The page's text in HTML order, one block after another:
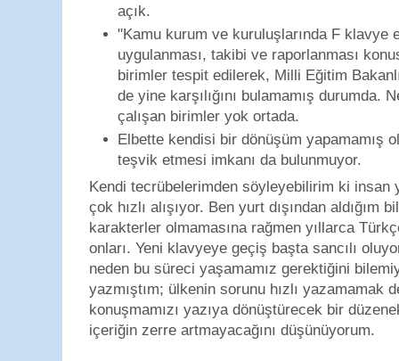
açık.
"Kamu kurum ve kuruluşlarında F klavye
uygulanması, takibi ve raporlanması
birimler tespit edilerek, Milli Eğitim
de yine karşılığını bulamamış durumda.
çalışan birimler yok ortada.
Elbette kendisi bir dönüşüm yapamamış
teşvik etmesi imkanı da bulunmuyor.
Kendi tecrübelerimden söyleyebilirim ki insan
çok hızlı alışıyor. Ben yurt dışından
karakterler olmamasına rağmen yıllarca
onları. Yeni klavyeye geçiş başta sancılı
neden bu süreci yaşamamız gerektiğini
yazmıştım; ülkenin sorunu hızlı yazamamak
konuşmamızı yazıya dönüştürecek bir
içeriğin zerre artmayacağını düşünüyorum.